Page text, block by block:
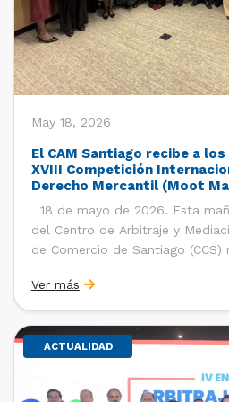
May 18, 2026
El CAM Santiago recibe a
XVIII Competición
Derecho Mercantil (Moot
18 de mayo de 2026. Esta
del Centro de Arbitraje y
de Comercio de Santiago (CCS)
Facultad de Derecho de la
consagró como ganador de la
Ver más
ACTUALIDAD